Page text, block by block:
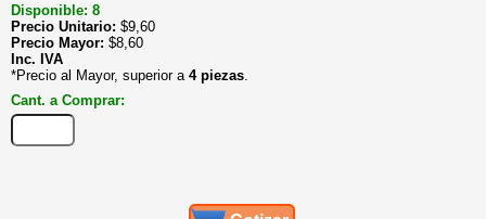
Disponible: 8
Precio Unitario: $9,60
Precio Mayor: $8,60
Inc. IVA
*Precio al Mayor, superior a 4 piezas
Cant. a Comprar: